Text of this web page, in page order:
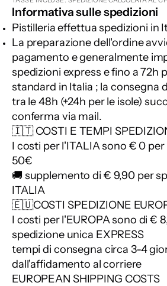
Informativa sulle spedizioni
Pistilleria effettua spedizioni in
La preparazione dell'ordine
pagamento e generalmente
spedizioni express e fino a 72h
standard in Italia ; la consegna
tra le 48h (+24h per le isole)
conferma via mail.
🇮🇹 COSTI E TEMPI
I costi per l'ITALIA sono € 0
50€
🚚 supplemento di € 9,90 per
ITALIA
🇪🇺COSTI SPEDIZIONE
I costi per l'EUROPA sono di €
spedizione unica EXPRESS
tempi di consegna circa 3-4
dall'affidamento al corriere
EUROPEAN SHIPPING COSTS